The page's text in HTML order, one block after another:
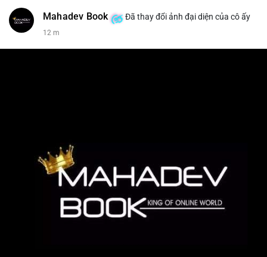
Mahadev Book Đã thay đổi ảnh đại diện của cô ấy
12 m